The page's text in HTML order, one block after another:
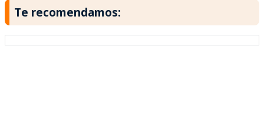
Te recomendamos: